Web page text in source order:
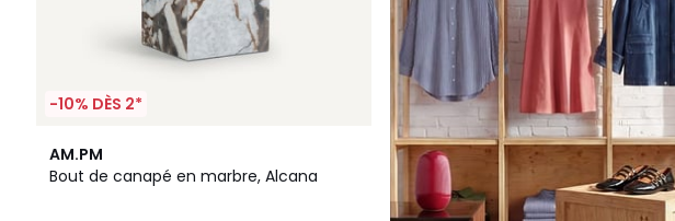
-10% DÈS 2*
AM.PM
Bout de canapé en marbre, Alcana
5
/